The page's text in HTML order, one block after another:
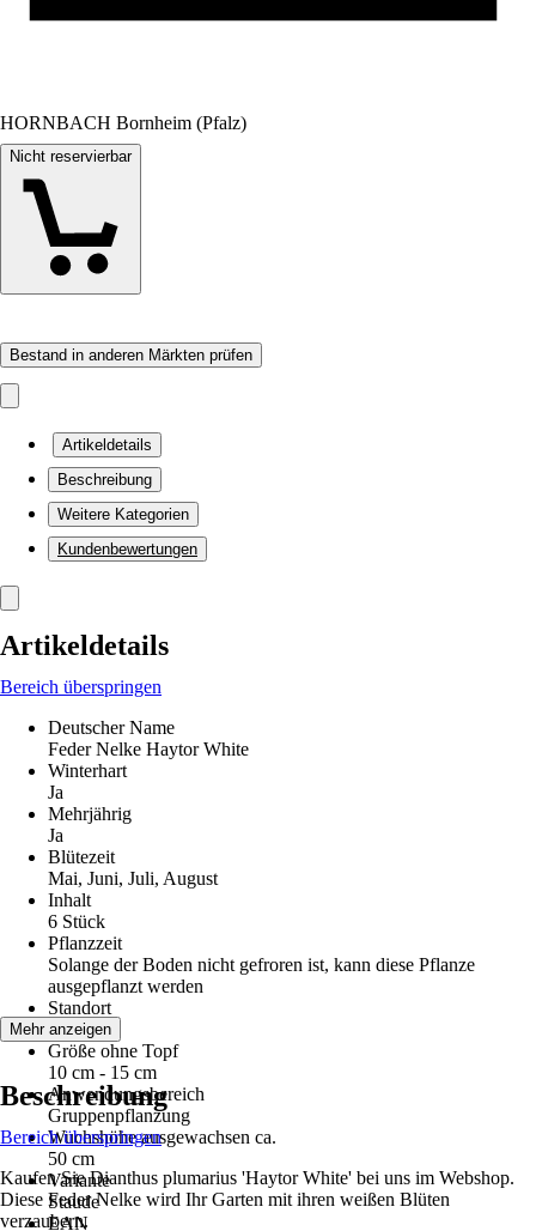
HORNBACH Bornheim (Pfalz)
Nicht reservierbar
Bestand in anderen Märkten prüfen
Artikeldetails
Beschreibung
Weitere Kategorien
Kundenbewertungen
Artikeldetails
Bereich überspringen
Deutscher Name
Feder Nelke Haytor White
Winterhart
Ja
Mehrjährig
Ja
Blütezeit
Mai, Juni, Juli, August
Inhalt
6 Stück
Pflanzzeit
Solange der Boden nicht gefroren ist, kann diese Pflanze
ausgepflanzt werden
Standort
Sonne
Größe ohne Topf
10 cm - 15 cm
Anwendungsbereich
Gruppenpflanzung
Wuchshöhe ausgewachsen ca.
50 cm
Variante
Staude
EAN
Mehr anzeigen
Beschreibung
Bereich überspringen
Kaufen Sie Dianthus plumarius 'Haytor White' bei uns im Webshop.
Diese Feder Nelke wird Ihr Garten mit ihren weißen Blüten
verzaubern.